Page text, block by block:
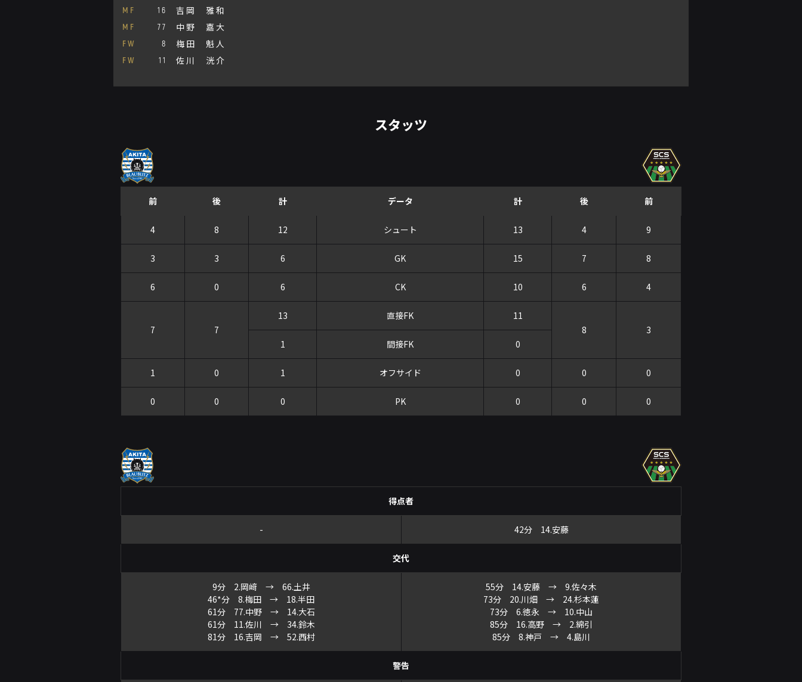
MF 16 吉岡 雅和
MF 77 中野 嘉大
FW 8 梅田 魁人
FW 11 佐川 洸介
スタッツ
前 後 計 データ 計 後 前
4 8 12 シュート 13 4 9
3 3 6 GK 15 7 8
6 0 6 CK 10 6 4
7 7
13 直接FK
11
8
3
1
間接FK 0
1 0 1 オフサイド 0 0 0
0 0 0 PK 0 0 0
得点者
- 42分 14.安藤
交代
9分 2.岡﨑 → 66.土井
46*分 8.梅田 → 18.半田
61分 77.中野 → 14.大石
61分 11.佐川 → 34.鈴木
81分 16.吉岡 → 52.西村
55分 14.安藤 → 9.佐々木
73分 20.川畑 → 24.杉本蓮
73分 6.徳永 → 10.中山
85分 16.高野 → 2.綿引
85分 8.神戸 → 4.島川
警告